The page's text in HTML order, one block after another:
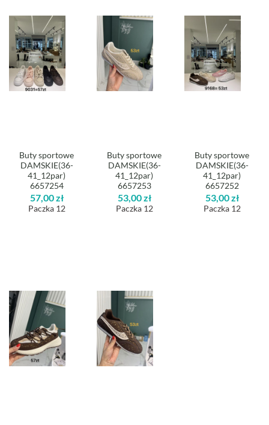
Buty sportowe
DAMSKIE(36-
41_12par)
6657254
57,00zł
Paczka 12
Buty sportowe
DAMSKIE(36-
41_12par)
6657253
53,00zł
Paczka 12
Buty sportowe
DAMSKIE(36-
41_12par)
6657252
53,00zł
Paczka 12